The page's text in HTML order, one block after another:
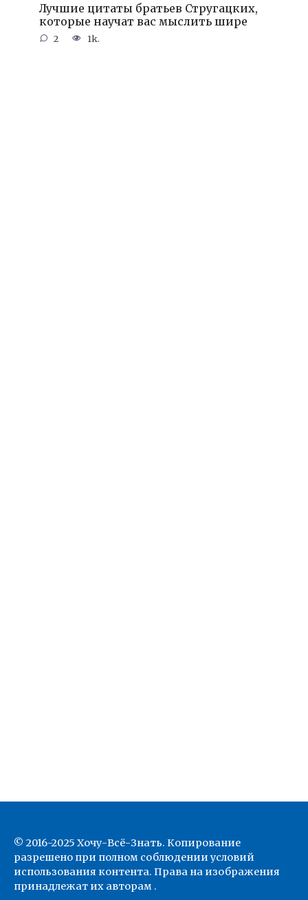
Лучшие цитаты братьев Стругацких,
которые научат вас мыслить шире
2 1k.
© 2016-2025 Хочу-Всё-Знать. Копирование
разрешено при полном соблюдении условий
использования контента. Права на изображения
принадлежат их авторам .